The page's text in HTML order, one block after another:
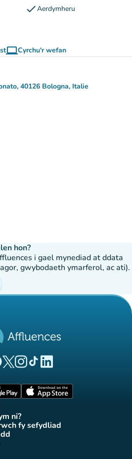
checkAerdymheru
computerCyrchu'r wefan
(tab newydd)
40126 Bologna, Italie
yn Google Maps)
newydd)
hon?
i gael mynediad at ddata
gwybodaeth ymarferol, ac ati).
(tab newydd)
(tab newydd)
(tab newydd)
(tab newydd)
(tab newydd)
ni?
newydd)
fy sefydliad
(tab newydd)
newydd)